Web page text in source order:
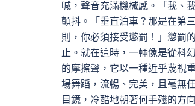
喊，聲音充滿機械感。「我、
顫抖。「垂直泊車？那是在第
則，你必須接受懲罰！」懲罰
止。就在這時，一輛像是從科
的摩擦聲，它以一種近乎蔑視
場舞蹈，流暢、完美，且毫無
目鏡，冷酷地朝著何手殘的方